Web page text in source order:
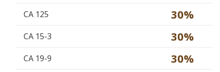
CA 125 30%
CA 15-3 30%
CA 19-9 30%